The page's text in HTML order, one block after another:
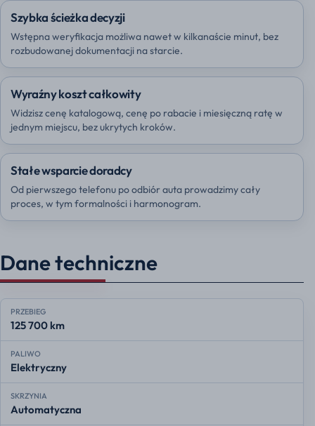
Szybka ścieżka decyzji
Wstępna weryfikacja możliwa nawet w kilkanaście minut, bez
rozbudowanej dokumentacji na starcie.
Wyraźny koszt całkowity
Widzisz cenę katalogową, cenę po rabacie i miesięczną ratę w
jednym miejscu, bez ukrytych kroków.
Stałe wsparcie doradcy
Od pierwszego telefonu po odbiór auta prowadzimy cały
proces, w tym formalności i harmonogram.
Dane techniczne
PRZEBIEG
125 700 km
PALIWO
Elektryczny
SKRZYNIA
Automatyczna